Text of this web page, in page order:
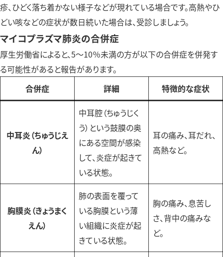
疹、ひどく落ち着かない様子などが現れている場合です。高熱やひ
どい咳などの症状が数日続いた場合は、受診しましょう。
マイコプラズマ肺炎の合併症
厚生労働省によると、5〜10％未満の方が以下の合併症を併発す
る可能性があると報告があります。
合併症
詳細 特徴的な症状
中耳炎（ちゅうじえ
ん）
中耳腔（ちゅうじく
う）という鼓膜の奥
にある空間が感染
して、炎症が起きて
いる状態。
耳の痛み、耳だれ、
高熱など。
胸膜炎（きょうまく
えん）
肺の表面を覆って
いる胸膜という薄
い組織に炎症が起
きている状態。
胸の痛み、息苦し
さ、背中の痛みな
ど。